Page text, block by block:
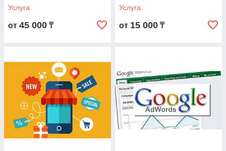
Услуга
от 45 000 ₸
Услуга
от 15 000 ₸